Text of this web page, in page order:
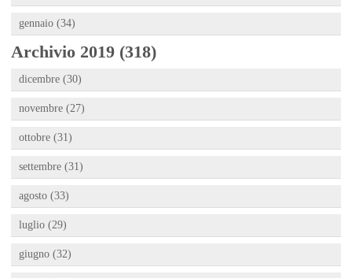
gennaio (34)
Archivio 2019 (318)
dicembre (30)
novembre (27)
ottobre (31)
settembre (31)
agosto (33)
luglio (29)
giugno (32)